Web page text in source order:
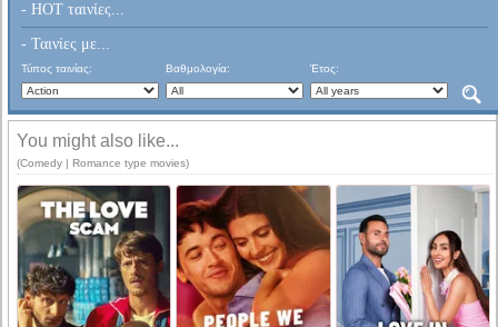
- HOT ταινίες...
- Ταινίες με...
Τύπος ταινίας: Βαθμολογία: Έτος:
You might also like...
(Comedy | Romance type movies)